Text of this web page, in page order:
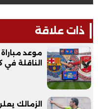
ذات علاقة
موعد
الناقلة
الزمالك